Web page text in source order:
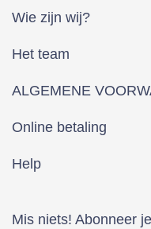
Wie zijn wij?
Het team
ALGEMENE
Online betaling
Help
Mis niets! Abonneer